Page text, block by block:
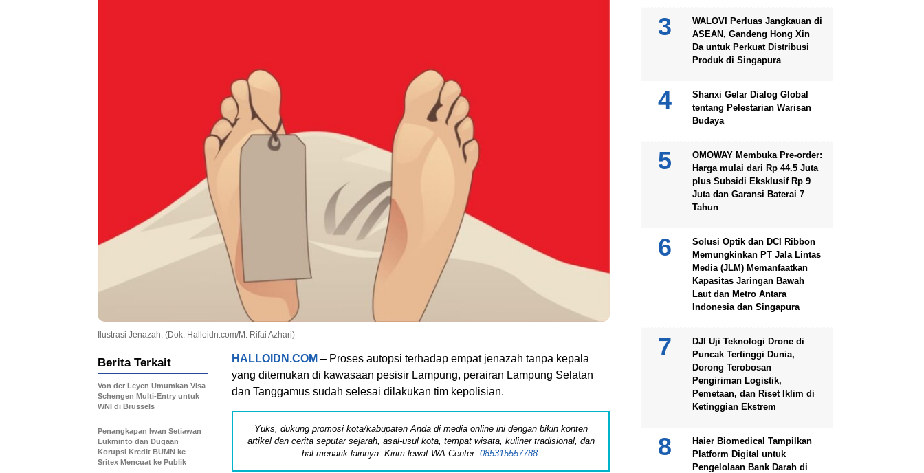
Ilustrasi Jenazah. (Dok. Halloidn.com/M. Rifai Azhari)
HALLOIDN.COM – Proses autopsi terhadap empat jenazah tanpa kepala
yang ditemukan di kawasaan pesisir Lampung, perairan Lampung Selatan
dan Tanggamus sudah selesai dilakukan tim kepolisian.
Yuks, dukung promosi kota/kabupaten Anda di media online ini dengan bikin konten
artikel dan cerita seputar sejarah, asal-usul kota, tempat wisata, kuliner tradisional, dan
hal menarik lainnya. Kirim lewat WA Center: 085315557788.
Berita Terkait
Von der Leyen Umumkan Visa
Schengen Multi-Entry untuk
WNI di Brussels
Penangkapan Iwan Setiawan
Lukminto dan Dugaan
Korupsi Kredit BUMN ke
Sritex Mencuat ke Publik
WALOVI Perluas Jangkauan di
ASEAN, Gandeng Hong Xin
Da untuk Perkuat Distribusi
Produk di Singapura
Shanxi Gelar Dialog Global
tentang Pelestarian Warisan
Budaya
OMOWAY Membuka Pre-order:
Harga mulai dari Rp 44.5 Juta
plus Subsidi Eksklusif Rp 9
Juta dan Garansi Baterai 7
Tahun
Solusi Optik dan DCI Ribbon
Memungkinkan PT Jala Lintas
Media (JLM) Memanfaatkan
Kapasitas Jaringan Bawah
Laut dan Metro Antara
Indonesia dan Singapura
DJI Uji Teknologi Drone di
Puncak Tertinggi Dunia,
Dorong Terobosan
Pengiriman Logistik,
Pemetaan, dan Riset Iklim di
Ketinggian Ekstrem
Haier Biomedical Tampilkan
Platform Digital untuk
Pengelolaan Bank Darah di